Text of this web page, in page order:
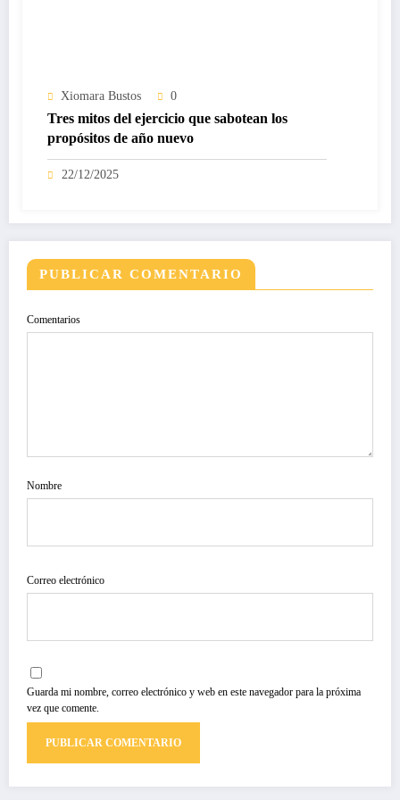
Xiomara Bustos 0
Tres mitos del ejercicio que sabotean los
propósitos de año nuevo
22/12/2025
PUBLICAR COMENTARIO
Comentarios
Nombre
Correo electrónico
Guarda mi nombre, correo electrónico y web en este navegador para la próxima
vez que comente.